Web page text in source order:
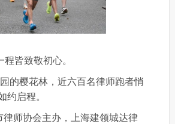
皆致敬初心。
的樱花林，近六百名律师跑者悄
约启程。
师协会主办，上海建领城达律